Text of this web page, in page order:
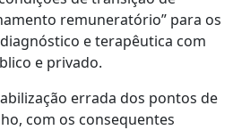
remuneratório” para os
e terapêutica com
e privado.
errada dos pontos de
com os consequentes